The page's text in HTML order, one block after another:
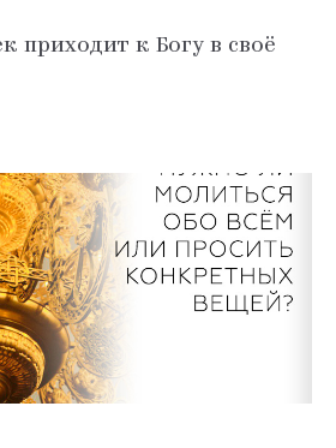
приходит к Богу в своё